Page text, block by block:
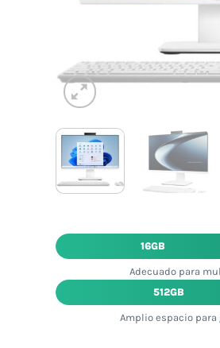
16GB
Adecuado para
512GB
Amplio espacio